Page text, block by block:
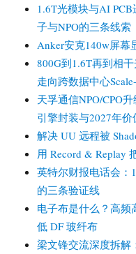
1.6T光模块与AI
子与NPO的三条线索
Anker安克140w屏幕
800G到1.6T再到相
走向跨数据中心
天孚通信NPO/CPO
引擎封装与2027年价
解决 UU 远程被
用 Record & Replay
英特尔财报电话会：
的三条验证线
电子布是什么？高频
低 DF 玻纤布
梁文锋交流深度拆解